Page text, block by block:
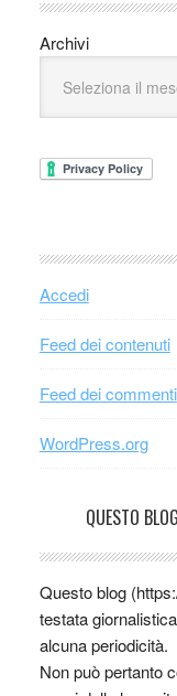
Archivi
Accedi
Feed dei contenuti
Feed dei commenti
WordPress.org
QUESTO
Questo blog
testata
alcuna periodicità.
Non può pertanto